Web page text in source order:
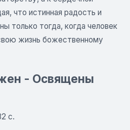
что истинная радость и
только тогда, когда человек
жизнь божественному
- Освящены
с.